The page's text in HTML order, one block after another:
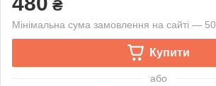
₴
Мінімальна сума замовлення на сайті —
Купити
або